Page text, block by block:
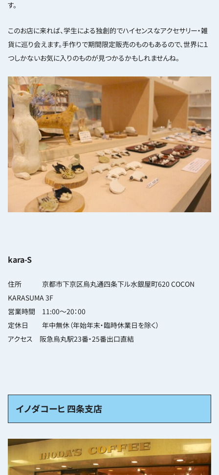
す。
このお店に来れば、学生による独創的でハイセンスなアクセサリー・雑
貨に巡り会えます。手作りで期間限定販売のものもあるので、世界に１
つしかないお気に入りのものが見つかるかもしれませんね。
kara-S
住所 京都市下京区烏丸通四条下ル水銀屋町620 COCON
KARASUMA 3F
営業時間 11:00〜20：00
定休日 年中無休（年始年末・臨時休業日を除く）
アクセス 阪急烏丸駅23番・25番出口直結
イノダコーヒ 四条支店